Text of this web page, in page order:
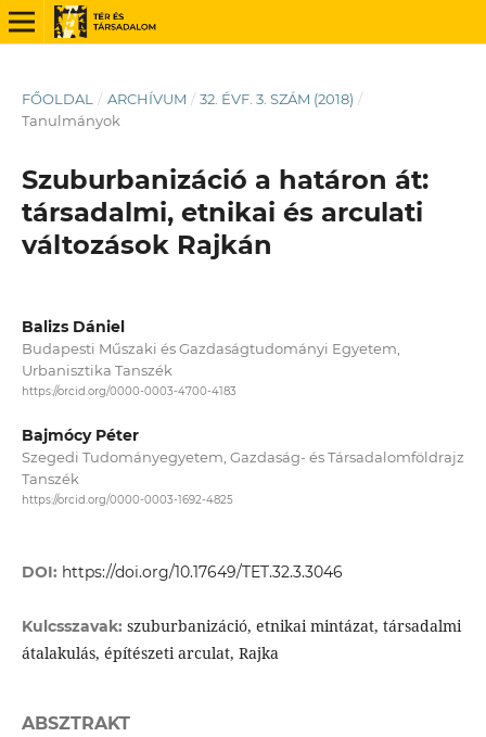
FŐOLDAL / ARCHÍVUM / 32. ÉVF. 3. SZÁM (2018) /
Tanulmányok
Szuburbanizáció a határon át:
társadalmi, etnikai és arculati
változások Rajkán
Balizs Dániel
Budapesti Műszaki és Gazdaságtudományi Egyetem,
Urbanisztika Tanszék
https://orcid.org/0000-0003-4700-4183
Bajmócy Péter
Szegedi Tudományegyetem, Gazdaság- és Társadalomföldrajz
Tanszék
https://orcid.org/0000-0003-1692-4825
DOI: https://doi.org/10.17649/TET.32.3.3046
Kulcsszavak: szuburbanizáció, etnikai mintázat, társadalmi
átalakulás, építészeti arculat, Rajka
ABSZTRAKT